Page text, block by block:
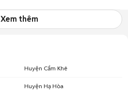
Xem thêm
Huyện Cẩm Khê
Huyện Hạ Hòa